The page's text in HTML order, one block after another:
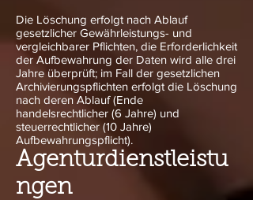
Die Löschung erfolgt nach Ablauf
gesetzlicher Gewährleistungs- und
vergleichbarer Pflichten, die Erforderlichkeit
der Aufbewahrung der Daten wird alle drei
Jahre überprüft; im Fall der gesetzlichen
Archivierungspflichten erfolgt die Löschung
nach deren Ablauf (Ende
handelsrechtlicher (6 Jahre) und
steuerrechtlicher (10 Jahre)
Aufbewahrungspflicht).
Agenturdienstleistu
ngen